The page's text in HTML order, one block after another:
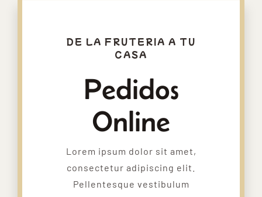
DE LA FRUTERIA A TU
CASA
Pedidos
Online
Lorem ipsum dolor sit amet,
consectetur adipiscing elit.
Pellentesque vestibulum